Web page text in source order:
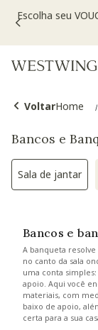
Escolha seu
VoltarHome
Bancos e
Sala de jantar
Refinar
Bancos e
A banqueta
no canto da sala
uma conta
apoio. Aqui você
materiais, com
baixo de apoio,
certa para a sua